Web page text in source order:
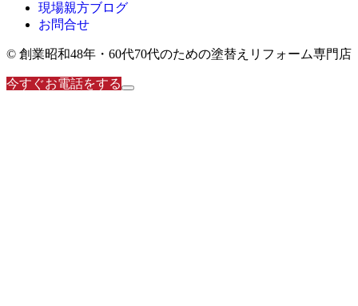
現場親方ブログ
お問合せ
© 創業昭和48年・60代70代のための塗替えリフォーム専門店
今すぐお電話をする